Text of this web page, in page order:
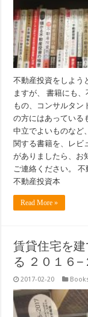
不動産投資をしよう
ますが、 書籍にも
もの、コンサルタン
の方にはあっている
中立でよいものなど
関する書籍を、レビ
がありましたら、お
ご連絡ください。
不動産投資本
Read More »
賃貸住宅を
る ２０１６−
2017-02-20